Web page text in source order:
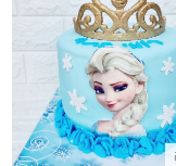
של אלזה מפרוזן
התקשר/י